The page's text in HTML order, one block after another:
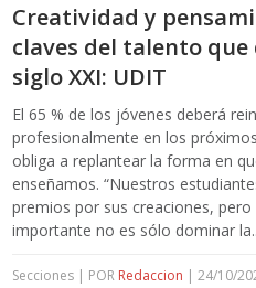
Creatividad y
claves del talento
siglo XXI: UDIT
El 65 % de los jóvenes deberá
profesionalmente en los
obliga a replantear la forma en
enseñamos. “Nuestros
premios por sus creaciones,
importante no es sólo dominar
Secciones | POR Redaccion | 24/10/